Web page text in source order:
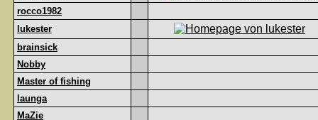
rocco1982
lukester
brainsick
Nobby
Master of fishing
launga
MaZie